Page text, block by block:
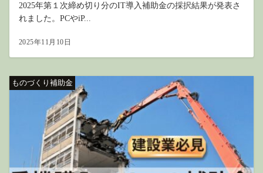
2025年第１次締め切り分のIT導入補助金の採択結果が発表さ
れました。PCやiP...
2025年11月10日
ものづくり補助金